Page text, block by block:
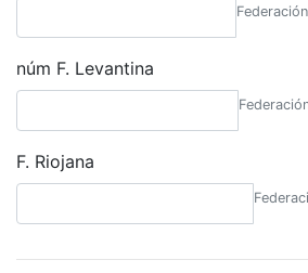
núm F. Levantina
F. Riojana